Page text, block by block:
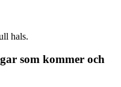
hals.
som kommer och